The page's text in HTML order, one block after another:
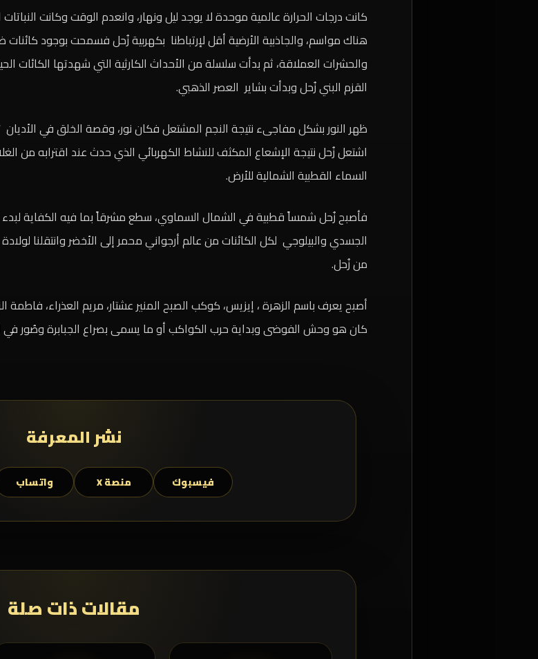
كانت درجات الحرارة عالمية موحدة لا يوجد ليل ونهار، وانعدم الوقت وكانت
هناك مواسم، والجاذبية الأرضية أقل لإرتباطنا بكهربية زُحل فسمحت بوجود كائنات
والحشرات العملاقة، ثم بدأت سلسلة من الأحداث الكارثية التي شهدتها الكائات
القزم البني زُحل وبدأت بشاير العصر الذهبي.
اشتعل زُحل نتيجة الإشعاع المكثف للنشاط الكهربائي الذي حدث عند اقترابه
السماء القطبية الشمالية للأرض.
فأصبح زُحل شمساً قطبية في الشمال السماوي، سطع مشرقاً بما فيه الكفاية لبدء
الجسدي والبيلوجي لكل الكائنات من عالم أرجواني محمر إلى الأخضر وانتقلنا
من زُحل.
أصبح يعرف باسم الزهرة ، إيزيس، كوكب الصبح المنير عشتار، مريم العذراء،
كان هو وحش الفوضى وبداية حرب الكواكب أو ما يسمى بصراع الجبابرة وصُور في
نشر المعرفة
فيسبوك منصة X واتساب
مقالات ذات صلة